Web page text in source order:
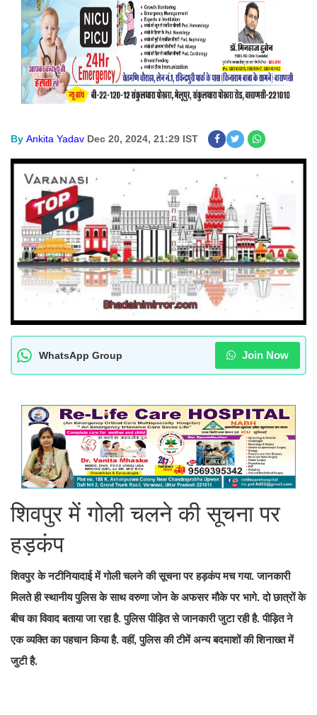
By Ankita Yadav Dec 20, 2024, 21:29 IST
WhatsApp Group Join Now
शिवपुर में गोली चलने की सूचना पर
हड़कंप
शिवपुर के नटीनियादाई में गोली चलने की सूचना पर हड़कंप मच गया. जानकारी
मिलते ही स्थानीय पुलिस के साथ वरुणा जोन के अफसर मौके पर भागे. दो छात्रों के
बीच का विवाद बताया जा रहा है. पुलिस पीड़ित से जानकारी जुटा रही है. पीड़ित ने
एक व्यक्ति का पहचान किया है. वहीं, पुलिस की टीमें अन्य बदमाशों की शिनाख्त में
जुटी है.